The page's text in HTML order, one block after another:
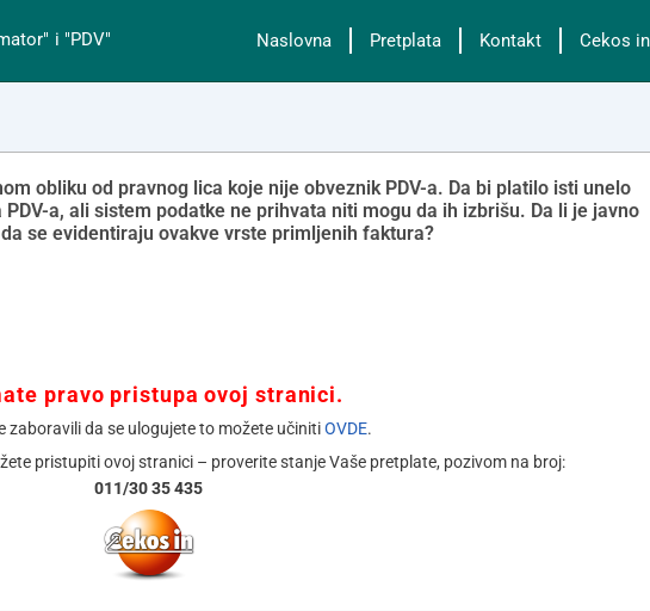
i "PDV" Naslovna Pretplata Kontakt Cekos in
obliku od pravnog lica koje nije obveznik PDV-a. Da bi platilo isti unelo
a, ali sistem podatke ne prihvata niti mogu da ih izbrišu. Da li je javno
se evidentiraju ovakve vrste primljenih faktura?
pravo pristupa ovoj stranici.
zaboravili da se ulogujete to možete učinitiOVDE.
pristupiti ovoj stranici – proverite stanje Vaše pretplate, pozivom na broj:
011/30 35 435